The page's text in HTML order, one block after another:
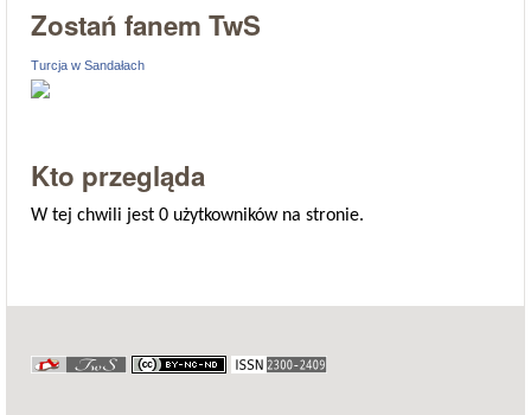
Zostań fanem TwS
Turcja w Sandałach
Kto przegląda
W tej chwili jest 0 użytkowników na stronie.